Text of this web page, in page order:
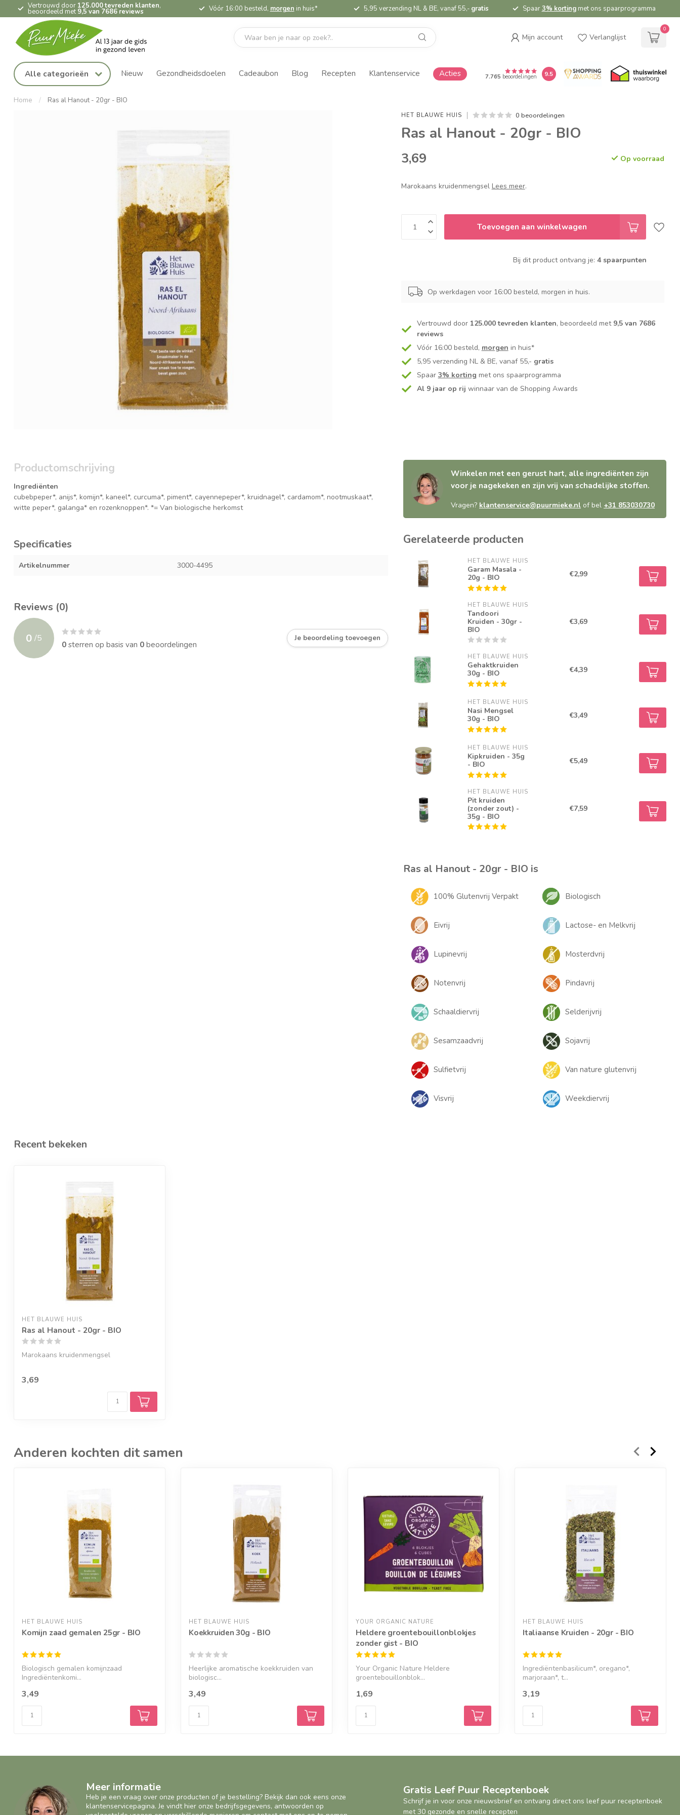
Vertrouwd door 125.000 tevreden klanten,
beoordeeld met 9,5 van 7686 reviews Vóór 16:00 besteld, morgen in huis* 5,95 verzending NL & BE, vanaf 55,- gratis Spaar3% kortingmet ons spaarprogramma
Mijn account Verlanglijst
0
Alle categorieën Nieuw Gezondheidsdoelen Cadeaubon Blog Recepten Klantenservice Acties 7.765 beoordelingen 9.5
Home / Ras al Hanout - 20gr - BIO
HET BLAUWE HUIS 0 beoordelingen
Ras al Hanout - 20gr - BIO
3,69 Op voorraad
Marokaans kruidenmengsel Lees meer.
Toevoegen aan winkelwagen
Bij dit product ontvang je: 4 spaarpunten
Op werkdagen voor 16:00 besteld, morgen in huis.
Vertrouwd door 125.000 tevreden klanten, beoordeeld met 9,5 van 7686
reviews
Vóór 16:00 besteld, morgen in huis*
5,95 verzending NL & BE, vanaf 55,- gratis
Spaar 3% korting met ons spaarprogramma
Al 9 jaar op rij winnaar van de Shopping Awards
Productomschrijving
Ingrediënten
cubebpeper*, anijs*, komijn*, kaneel*, curcuma*, piment*, cayennepeper*, kruidnagel*, cardamom*, nootmuskaat*,
witte peper*, galanga* en rozenknoppen*. *= Van biologische herkomst
Specificaties
Artikelnummer 3000-4495
Reviews (0)
0 /5
0sterren op basis van 0beoordelingen
Je beoordeling toevoegen
Winkelen met een gerust hart, alle ingrediënten zijn
voor je nagekeken en zijn vrij van schadelijke stoffen.
Vragen? klantenservice@puurmieke.nl of bel +31 853030730
Gerelateerde producten
HET BLAUWE HUIS
Garam Masala -
20g - BIO
€2,99
HET BLAUWE HUIS
Tandoori
Kruiden - 30gr -
BIO
€3,69
HET BLAUWE HUIS
Gehaktkruiden
30g - BIO
€4,39
HET BLAUWE HUIS
Nasi Mengsel
30g - BIO
€3,49
HET BLAUWE HUIS
Kipkruiden - 35g
- BIO
€5,49
HET BLAUWE HUIS
Pit kruiden
(zonder zout) -
35g - BIO
€7,59
Ras al Hanout - 20gr - BIO is
100% Glutenvrij Verpakt Biologisch
Eivrij Lactose- en Melkvrij
Lupinevrij Mosterdvrij
Notenvrij Pindavrij
Schaaldiervrij Selderijvrij
Sesamzaadvrij Sojavrij
Sulfietvrij Van nature glutenvrij
Visvrij Weekdiervrij
Recent bekeken
HET BLAUWE HUIS
Ras al Hanout - 20gr - BIO
Marokaans kruidenmengsel
3,69
Anderen kochten dit samen
HET BLAUWE HUIS
Komijn zaad gemalen 25gr - BIO
Biologisch gemalen komijnzaad
Ingrediëntenkomi...
3,49
HET BLAUWE HUIS
Koekkruiden 30g - BIO
Heerlijke aromatische koekkruiden van
biologisc...
3,49
YOUR ORGANIC NATURE
Heldere groentebouillonblokjes
zonder gist - BIO
Your Organic Nature Heldere
groentebouillonblok...
1,69
HET BLAUWE HUIS
Italiaanse Kruiden - 20gr - BIO
Ingrediëntenbasilicum*, oregano*,
marjoraan*, t...
3,19
Meer informatie
Heb je een vraag over onze producten of je bestelling? Bekijk dan ook eens onze
klantenservicepagina. Je vindt hier onze bedrijfsgegevens, antwoorden op
Gratis Leef Puur Receptenboek
Schrijf je in voor onze nieuwsbrief en ontvang direct ons leef puur receptenboek
met 30 gezonde en snelle recepten